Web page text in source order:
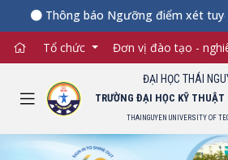
Thông báo Ngưỡng điểm xét
Tổ chức Đơn vị đào tạo -
ĐẠI HỌC THÁI
TRƯỜNG ĐẠI HỌC KỸ THUẬT
THAINGUYEN UNIVERSITY OF